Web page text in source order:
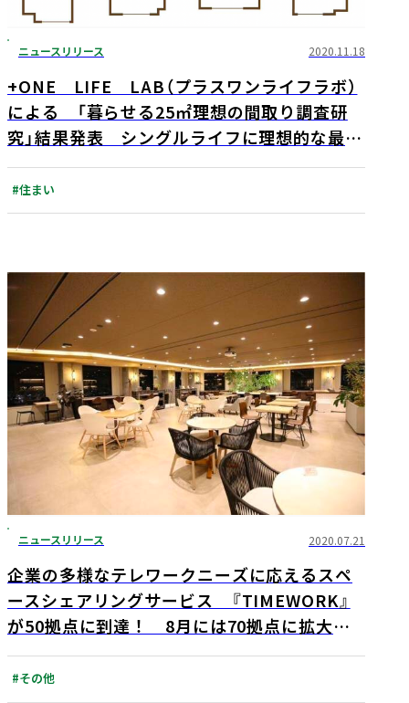
ニュースリリース 2020.11.18
+ONE LIFE LAB（プラスワンライフラボ）
による 「暮らせる25㎡理想の間取り調査研
究」結果発表 シングルライフに理想的な最小
面積プランとは?
#住まい
ニュースリリース 2020.07.21
企業の多様なテレワークニーズに応えるスペ
ースシェアリングサービス 『TIMEWORK』
が50拠点に到達！ 8月には70拠点に拡大予
定 ワシントンホテルが運営するR&Bホテル
のラウンジが新たに加盟
#その他